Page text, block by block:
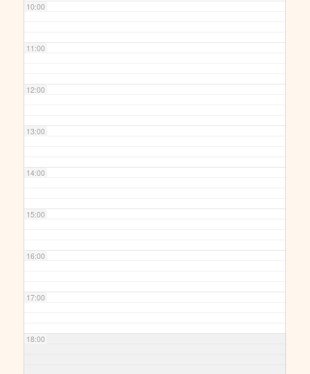
10:00
11:00
12:00
13:00
14:00
15:00
16:00
17:00
18:00